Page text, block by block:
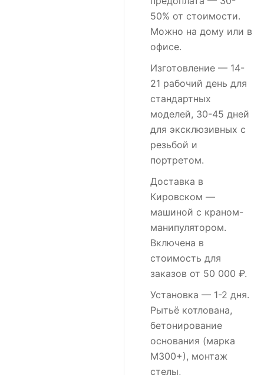
50% от стоимости.
Можно на дому или в
офисе.
Изготовление — 14-
21 рабочий день для
стандартных
моделей, 30-45 дней
для эксклюзивных с
резьбой и
портретом.
Доставка в
Кировском —
машиной с краном-
манипулятором.
Включена в
стоимость для
заказов от 50 000 ₽.
Установка — 1-2 дня.
Рытьё котлована,
бетонирование
основания (марка
М300+), монтаж
стелы,